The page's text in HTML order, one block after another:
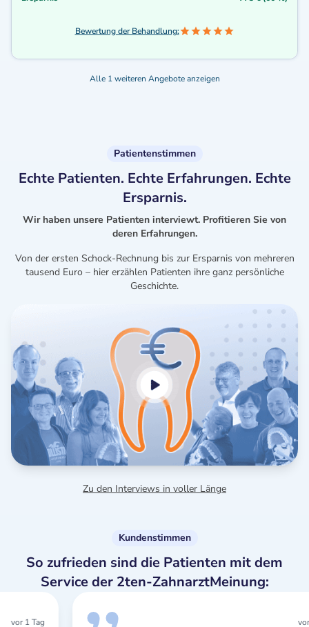
Bewertung der Behandlung:
Alle 1 weiteren Angebote anzeigen
Patientenstimmen
Echte Patienten. Echte Erfahrungen. Echte
Ersparnis.
Wir haben unsere Patienten interviewt. Profitieren Sie von
deren Erfahrungen.
Von der ersten Schock-Rechnung bis zur Ersparnis von mehreren
tausend Euro – hier erzählen Patienten ihre ganz persönliche
Geschichte.
Zu den Interviews in voller Länge
Kundenstimmen
So zufrieden sind die Patienten mit dem
Service der 2ten-ZahnarztMeinung: